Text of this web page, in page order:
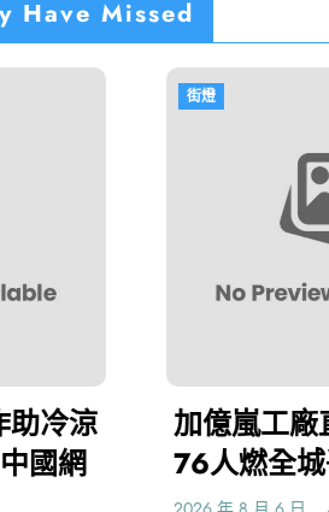
Have Missed
工廠直營入同盟
全城爭冠盼望 賓
詹姆斯日